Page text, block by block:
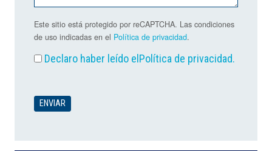
Este sitio está protegido por reCAPTCHA. Las condiciones
de uso indicadas en el Política de privacidad.
Declaro haber leído el Política de privacidad.